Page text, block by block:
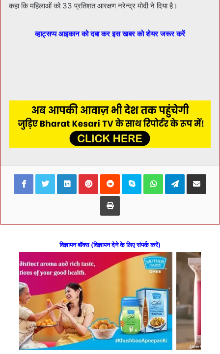
कहा कि महिलाओं को 33 प्रतिशत आरक्षण नरेन्द्र मोदी ने दिया है।
व्हाट्सप्प आइकान को दबा कर इस खबर को शेयर जरूर करें
FacebookTwitterLinkedInPinterestReddit Skype WhatsAppTelegramShare via
Print
विज्ञापन बॉक्स (विज्ञापन देने के लिए संपर्क करें)